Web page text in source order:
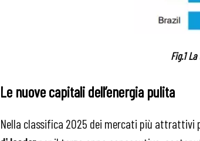
Fig.1
Le nuove capitali dell’energia pulita
Nella classifica 2025 dei mercati più attrattivi